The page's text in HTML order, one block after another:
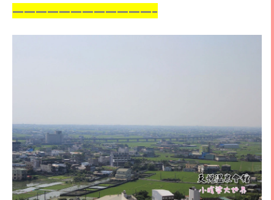
————————————–